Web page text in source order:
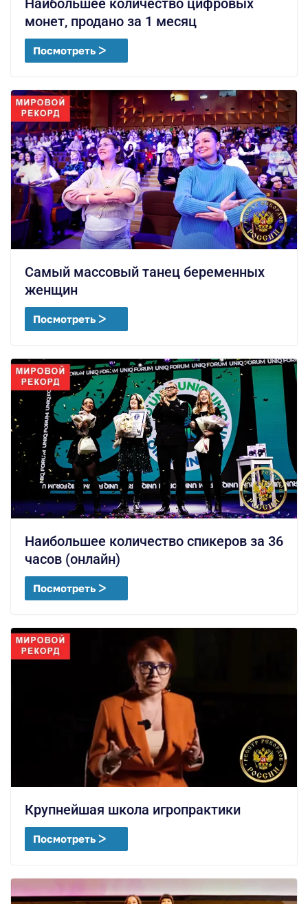
Наибольшее количество цифровых
монет, продано за 1 месяц
Посмотреть ᐳ
Самый массовый танец беременных
женщин
Посмотреть ᐳ
Наибольшее количество спикеров за 36
часов (онлайн)
Посмотреть ᐳ
Крупнейшая школа игропрактики
Посмотреть ᐳ